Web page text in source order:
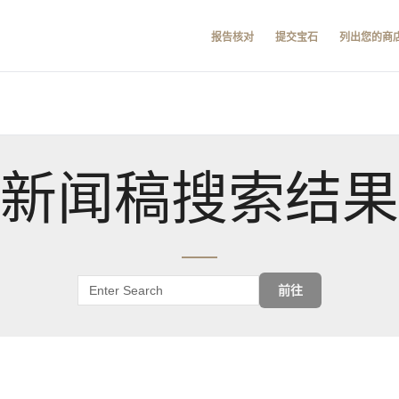
报告核对 提交宝石 列出您的商
新闻稿搜索结果
前往